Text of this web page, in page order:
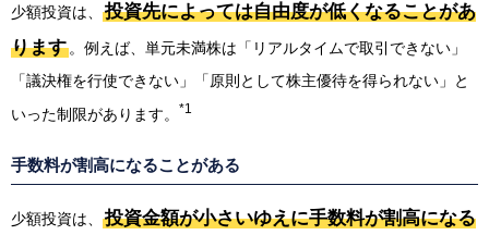
少額投資は、
投資先によっては自由度が低くなることがあ
ります。例えば、単元未満株は「リアルタイムで取引できない」
「議決権を行使できない」「原則として株主優待を得られない」と
いった制限があります。
*1
手数料が割高になることがある
少額投資は、
投資金額が小さいゆえに手数料が割高になる